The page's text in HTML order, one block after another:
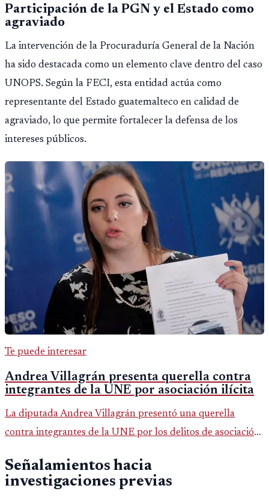
Participación de la PGN y el Estado como
agraviado
La intervención de la Procuraduría General de la Nación
ha sido destacada como un elemento clave dentro del caso
UNOPS. Según la FECI, esta entidad actúa como
representante del Estado guatemalteco en calidad de
agraviado, lo que permite fortalecer la defensa de los
intereses públicos.
Te puede interesar
Andrea Villagrán presenta querella contra
integrantes de la UNE por asociación ilícita
La diputada Andrea Villagrán presentó una querella
contra integrantes de la UNE por los delitos de asociación
Señalamientos hacia
investigaciones previas